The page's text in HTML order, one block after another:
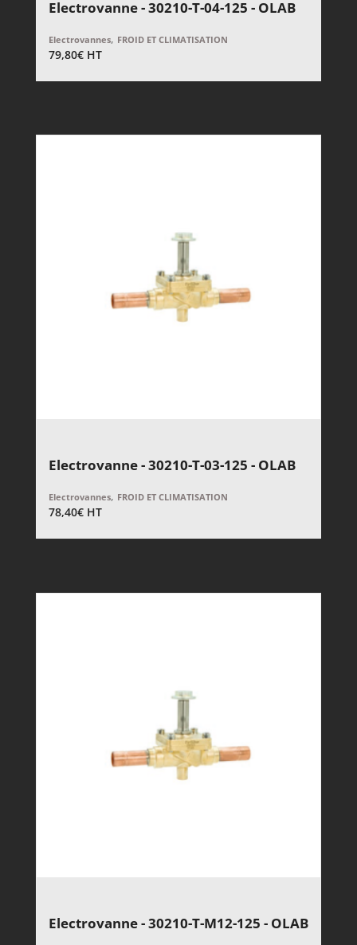
Electrovanne - 30210-T-04-125 - OLAB
Electrovannes, FROID ET CLIMATISATION
79,80€ HT
Electrovanne - 30210-T-03-125 - OLAB
Electrovannes, FROID ET CLIMATISATION
78,40€ HT
Electrovanne - 30210-T-M12-125 - OLAB